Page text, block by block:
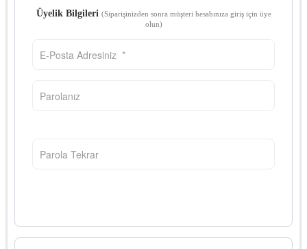
Üyelik Bilgileri (Siparişinizden sonra müşteri hesabınıza giriş için üye
olun)